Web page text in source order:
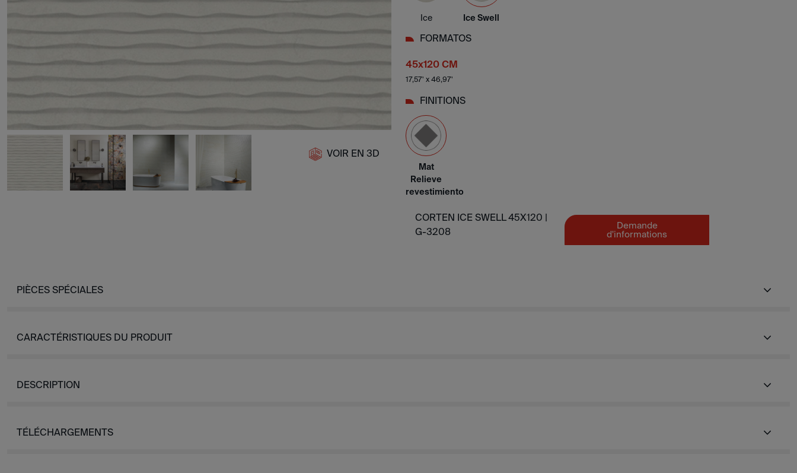
VOIR EN 3D
Ice Ice Swell
FORMATOS
45x120 CM
17,57' x 46,97'
FINITIONS
Mat
Relieve
revestimiento
CORTEN ICE SWELL 45X120 |
G-3208
Demande
d'informations
PIÈCES SPÉCIALES
CARACTÉRISTIQUES DU PRODUIT
DESCRIPTION
TÉLÉCHARGEMENTS